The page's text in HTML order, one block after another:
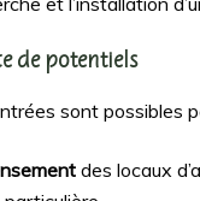
de potentiels
sont possibles
des locaux